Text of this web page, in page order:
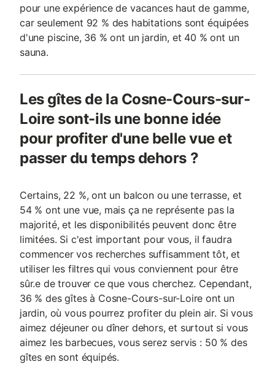
pour une expérience de vacances haut de gamme,
car seulement 92 % des habitations sont équipées
d'une piscine, 36 % ont un jardin, et 40 % ont un
sauna.
Les gîtes de la Cosne-Cours-sur-
Loire sont-ils une bonne idée
pour profiter d'une belle vue et
passer du temps dehors ?
Certains, 22 %, ont un balcon ou une terrasse, et
54 % ont une vue, mais ça ne représente pas la
majorité, et les disponibilités peuvent donc être
limitées. Si c'est important pour vous, il faudra
commencer vos recherches suffisamment tôt, et
utiliser les filtres qui vous conviennent pour être
sûr.e de trouver ce que vous cherchez. Cependant,
36 % des gîtes à Cosne-Cours-sur-Loire ont un
jardin, où vous pourrez profiter du plein air. Si vous
aimez déjeuner ou dîner dehors, et surtout si vous
aimez les barbecues, vous serez servis : 50 % des
gîtes en sont équipés.